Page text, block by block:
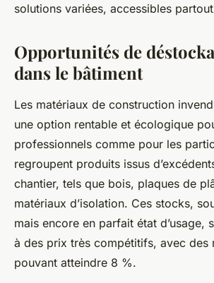
solutions variées, accessibles
Opportunités de
dans le bâtiment
Les matériaux de construction
une option rentable et écologique
professionnels comme pour les
regroupent produits issus
chantier, tels que bois, plaques de
matériaux d’isolation. Ces stocks,
mais encore en parfait état d’usage,
à des prix très compétitifs, avec des
pouvant atteindre 8 %.